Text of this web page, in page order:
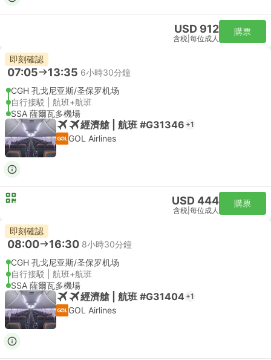
USD 912
含税 每位成人
購票
即刻確認
07:05 13:35 6小時30分鐘
CGH 孔戈尼亚斯/圣保罗机场
自行接駁 | 航班+航班
SSA 薩爾瓦多機場
經濟艙 | 航班 #G31346 +1
GOL Airlines
USD 444
含税 每位成人
購票
即刻確認
08:00 16:30 8小時30分鐘
CGH 孔戈尼亚斯/圣保罗机场
自行接駁 | 航班+航班
SSA 薩爾瓦多機場
經濟艙 | 航班 #G31404 +1
GOL Airlines